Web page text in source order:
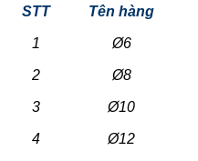
STT Tên hàng
1 Ø6
2 Ø8
3 Ø10
4 Ø12